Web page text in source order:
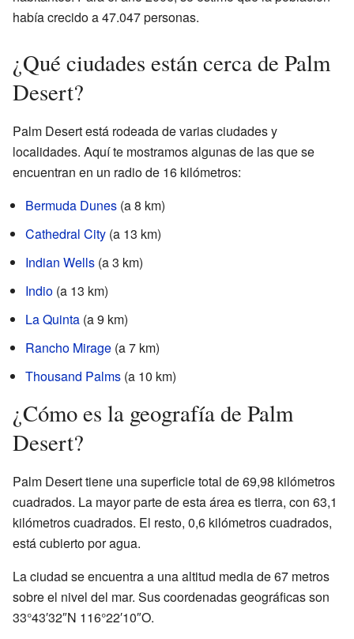
había crecido a 47.047 personas.
¿Qué ciudades están cerca de Palm
Desert?
Palm Desert está rodeada de varias ciudades y
localidades. Aquí te mostramos algunas de las que se
encuentran en un radio de 16 kilómetros:
Bermuda Dunes (a 8 km)
Cathedral City (a 13 km)
Indian Wells (a 3 km)
Indio (a 13 km)
La Quinta (a 9 km)
Rancho Mirage (a 7 km)
Thousand Palms (a 10 km)
¿Cómo es la geografía de Palm
Desert?
Palm Desert tiene una superficie total de 69,98 kilómetros
cuadrados. La mayor parte de esta área es tierra, con 63,1
kilómetros cuadrados. El resto, 0,6 kilómetros cuadrados,
está cubierto por agua.
La ciudad se encuentra a una altitud media de 67 metros
sobre el nivel del mar. Sus coordenadas geográficas son
33°43′32″N 116°22′10″O.